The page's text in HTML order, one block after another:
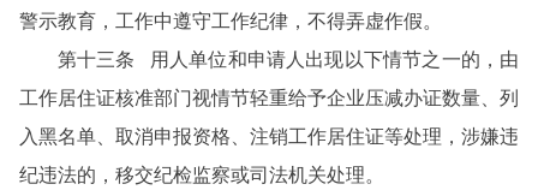
警示教育，工作中遵守工作纪律，不得弄虚作假。
第十三条 用人单位和申请人出现以下情节之一的，由
工作居住证核准部门视情节轻重给予企业压减办证数量、列
入黑名单、取消申报资格、注销工作居住证等处理，涉嫌违
纪违法的，移交纪检监察或司法机关处理。